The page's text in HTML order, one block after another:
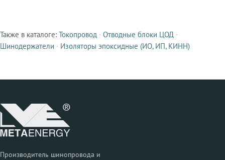
Смежные продукты
Также в каталоге: Токопровод · Отводные блоки ЦОД ·
Шинодержатели · Изоляторы эпоксидные (ИО, ИП, КИНН)
Производитель шинопровода и